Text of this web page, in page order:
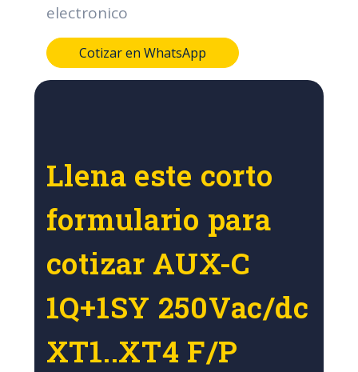
electronico
Cotizar en WhatsApp
Llena este corto
formulario para
cotizar AUX-C
1Q+1SY 250Vac/dc
XT1..XT4 F/P